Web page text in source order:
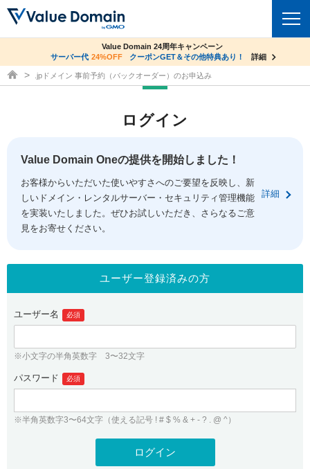
ドメイントップ
ドメイン移管
ドメイン価格一覧
ドメイン一括検索
.jpドメインオークション
gTLDオークション NEW!
.jpドメインバックオーダー
プレミアムドメイン
人気ドメインの種類
WHOIS検索
コアサーバー
バリューサーバー
XREA
セキュリティトップ
Value Domain ネットde診断
SSL証明書
サービストップ
お得意様割引
紹介制度
バリュードメインAPI
ドメイン・ホスティングOEM
facebook
ログイン
従来のバリュードメインをご利用希望の方
Value Domainにログイン
ユーザー登録
co.jpドメイン✕コアサーバーV2ビジネス応援キャンペーン
サーバー料金1年間無料
詳細
Value Domain 24周年キャンペーン
サーバー代 24%OFF クーポンGET＆その他特典あり！ 詳細
ドメイン取得ならバリュードメイン
.jpドメイン 事前予約（バックオーダー）のお申込み
ログイン
Value Domain Oneの提供を開始しました！
お客様からいただいた使いやすさへのご要望を反映し、新
しいドメイン・レンタルサーバー・セキュリティ管理機能
を実装いたしました。ぜひお試しいただき、さらなるご意
見をお寄せください。
詳細
ユーザー登録済みの方
ユーザー名 必須
※小文字の半角英数字 3〜32文字
パスワード 必須
※半角英数字3〜64文字（使える記号 ! # $ % & + - ? . @ ^）